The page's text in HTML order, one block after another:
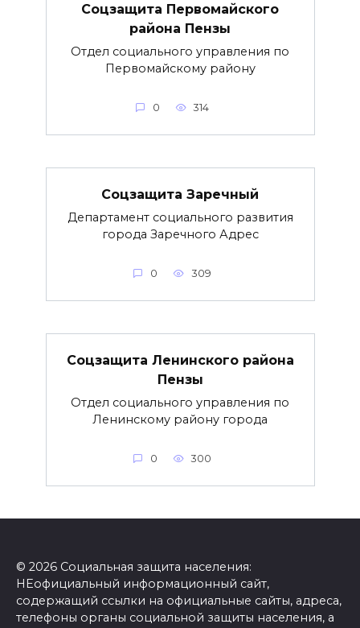
Соцзащита Первомайского
района Пензы
Отдел социального управления по
Первомайскому району
0 314
Соцзащита Заречный
Департамент социального развития
города Заречного Адрес
0 309
Соцзащита Ленинского района
Пензы
Отдел социального управления по
Ленинскому району города
0 300
© 2026 Социальная защита населения:
НЕофициальный информационный сайт,
содержащий ссылки на официальные сайты, адреса,
телефоны органы социальной защиты населения, а